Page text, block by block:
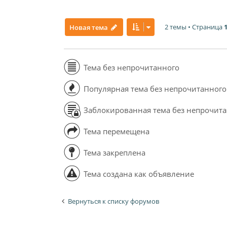
Новая тема 2 темы • Страница 1
Тема без непрочитанного
Популярная тема без непрочитанного
Заблокированная тема без
Тема перемещена
Тема закреплена
Тема создана как объявление
Вернуться к списку форумов